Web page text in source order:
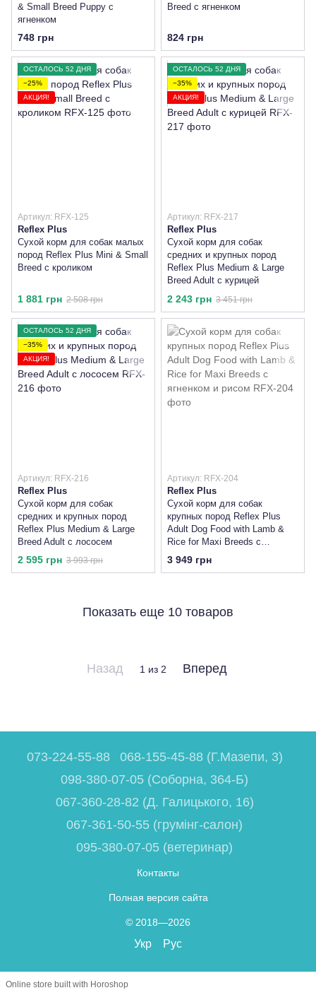
& Small Breed Puppy с
ягненком
748 грн
Breed с ягненком
824 грн
ОСТАЛОСЬ 52 ДНЯ
−25%
АКЦИЯ!
Артикул: RFX-125
Reflex Plus
Сухой корм для собак малых
пород Reflex Plus Mini & Small
Breed с кроликом
1 881 грн 2 508 грн
ОСТАЛОСЬ 52 ДНЯ
−35%
АКЦИЯ!
Артикул: RFX-217
Reflex Plus
Сухой корм для собак
средних и крупных пород
Reflex Plus Medium & Large
Breed Adult с курицей
2 243 грн 3 451 грн
ОСТАЛОСЬ 52 ДНЯ
−35%
АКЦИЯ!
Артикул: RFX-216
Reflex Plus
Сухой корм для собак
средних и крупных пород
Reflex Plus Medium & Large
Breed Adult с лососем
2 595 грн 3 993 грн
Артикул: RFX-204
Reflex Plus
Сухой корм для собак
крупных пород Reflex Plus
Adult Dog Food with Lamb &
Rice for Maxi Breeds с
ягненком и рисом
3 949 грн
Показать еще 10 товаров
Назад 1 из 2 Вперед
073-224-55-88
068-155-45-88 (Г.Мазепи, 3)
098-380-07-05 (Соборна, 364-Б)
067-360-28-82 (Д. Галицького, 16)
067-361-50-55 (грумінг-салон)
095-380-07-05 (ветеринар)
Контакты
Полная версия сайта
© 2018—2026
Укр Рус
Online store built with Horoshop